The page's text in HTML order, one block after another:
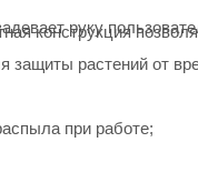
руку
защиты растений от
при работе;
конструкция